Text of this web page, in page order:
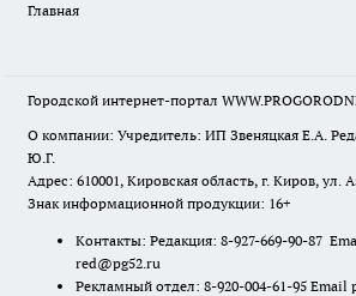
Главная
Городской интернет-портал
О компании: Учредитель: ИП Звеняцкая Е.А.
Ю.Г.
Адрес: 610001, Кировская область, г. Киров, ул.
Знак информационной продукции: 16+
Контакты: Редакция: 8-927-669-90-87
red@pg52.ru
Рекламный отдел: 8-920-004-61-95 Email